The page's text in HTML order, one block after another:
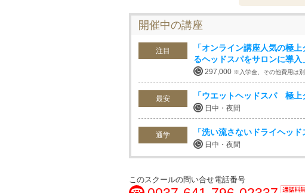
開催中の講座
注目
「オンライン講座人気の極
るヘッドスパをサロンに導入
297,000 ※入学金、その他費用は
最安 「ウエットヘッドスパ 極
日中・夜間
通学 「洗い流さないドライヘッ
日中・夜間
このスクールの問い合せ電話番号